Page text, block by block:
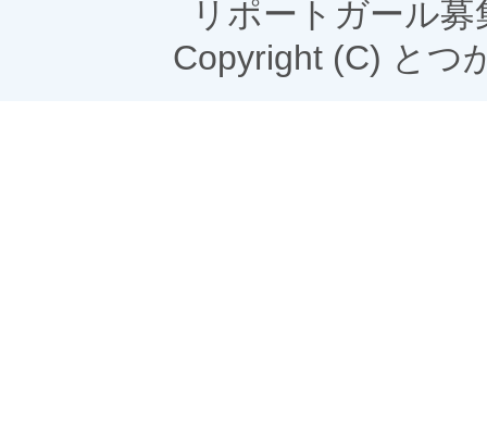
リポートガール募
Copyright (C) とつ